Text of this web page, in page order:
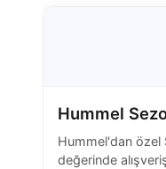
Hummel
Hummel'dan özel
değerinde